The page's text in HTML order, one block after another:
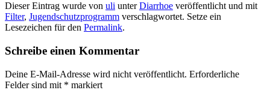
Dieser Eintrag wurde von uli unterDiarrhoe veröffentlicht und mit
Filter, Jugendschutzprogramm verschlagwortet. Setze ein
Lesezeichen für den Permalink.
Schreibe einen Kommentar
Deine E-Mail-Adresse wird nicht veröffentlicht. Erforderliche
Felder sind mit * markiert